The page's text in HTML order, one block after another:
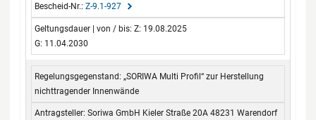
Z-9.1-927
Z: 19.08.2025
G: 11.04.2030
„SORIWA Multi Profil“ zur Herstellung
nichttragender Innenwände
Soriwa GmbH Kieler Straße 20A 48231 Warendorf